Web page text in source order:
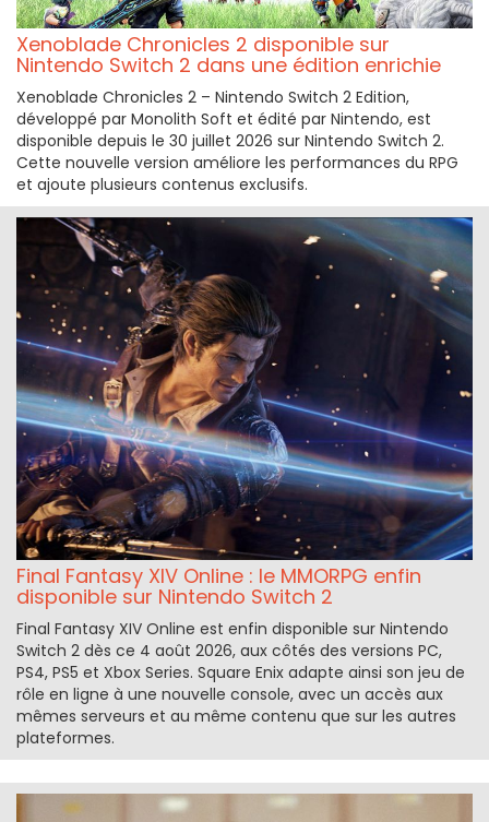
Xenoblade Chronicles 2 disponible sur
Nintendo Switch 2 dans une édition enrichie
Xenoblade Chronicles 2 – Nintendo Switch 2 Edition,
développé par Monolith Soft et édité par Nintendo, est
disponible depuis le 30 juillet 2026 sur Nintendo Switch 2.
Cette nouvelle version améliore les performances du RPG
et ajoute plusieurs contenus exclusifs.
Final Fantasy XIV Online : le MMORPG enfin
disponible sur Nintendo Switch 2
Final Fantasy XIV Online est enfin disponible sur Nintendo
Switch 2 dès ce 4 août 2026, aux côtés des versions PC,
PS4, PS5 et Xbox Series. Square Enix adapte ainsi son jeu de
rôle en ligne à une nouvelle console, avec un accès aux
mêmes serveurs et au même contenu que sur les autres
plateformes.